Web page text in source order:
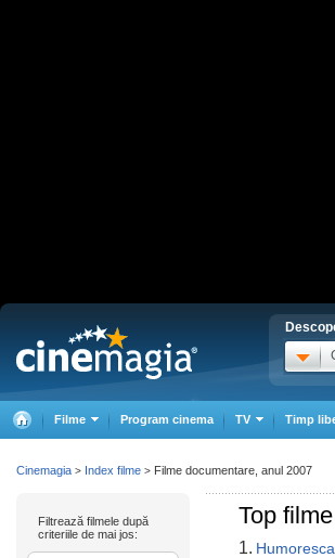
Filme Program cinema TV Timp
Top
1.
Filtrează filmele după
criteriile de mai jos:
Cinemagia > Index filme > Filme documentare, anul 2007